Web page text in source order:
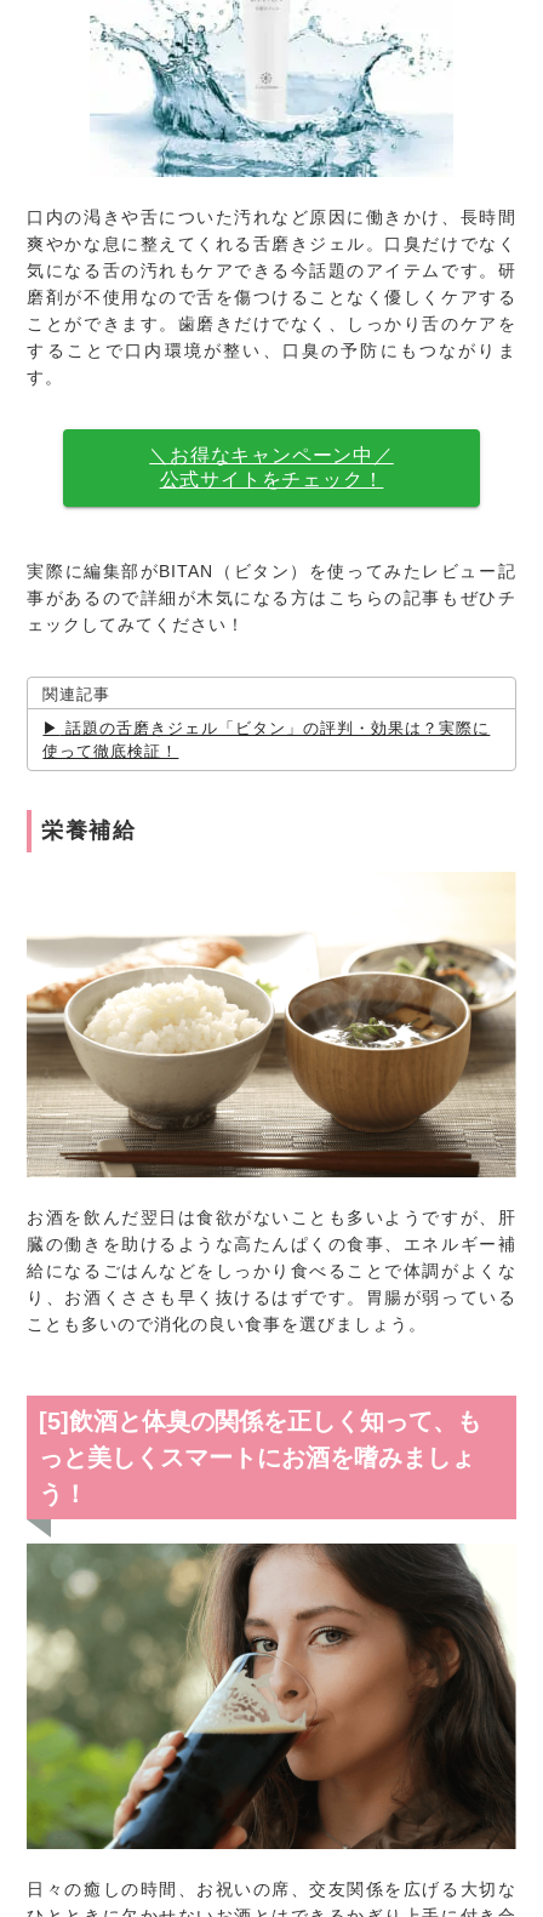
口内の渇きや舌についた汚れなど原因に働きかけ、長時間
爽やかな息に整えてくれる舌磨きジェル。口臭だけでなく
気になる舌の汚れもケアできる今話題のアイテムです。研
磨剤が不使用なので舌を傷つけることなく優しくケアする
ことができます。歯磨きだけでなく、しっかり舌のケアを
することで口内環境が整い、口臭の予防にもつながりま
す。
＼お得なキャンペーン中／
公式サイトをチェック！
実際に編集部がBITAN（ビタン）を使ってみたレビュー記
事があるので詳細が木気になる方はこちらの記事もぜひチ
ェックしてみてください！
関連記事
話題の舌磨きジェル「ビタン」の評判・効果は？実際に
使って徹底検証！
栄養補給
お酒を飲んだ翌日は食欲がないことも多いようですが、肝
臓の働きを助けるような高たんぱくの食事、エネルギー補
給になるごはんなどをしっかり食べることで体調がよくな
り、お酒くささも早く抜けるはずです。胃腸が弱っている
ことも多いので消化の良い食事を選びましょう。
[5]飲酒と体臭の関係を正しく知って、も
っと美しくスマートにお酒を嗜みましょ
う！
日々の癒しの時間、お祝いの席、交友関係を広げる大切な